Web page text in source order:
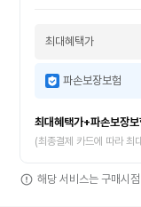
최대혜택가
파손보장보험
최대혜택가+파손보장보
(최종결제 카드에 따라 최
해당 서비스는 구매시